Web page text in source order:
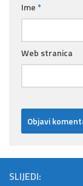
Ime *
Web stranica
SLIJEDI: